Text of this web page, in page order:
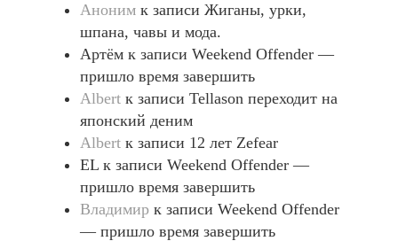
Аноним к записи Жиганы, урки,
шпана, чавы и мода.
Артём к записи Weekend Offender —
пришло время завершить
Albert к записи Tellason переходит на
японский деним
Albert к записи 12 лет Zefear
EL к записи Weekend Offender —
пришло время завершить
Владимир к записи Weekend Offender
— пришло время завершить